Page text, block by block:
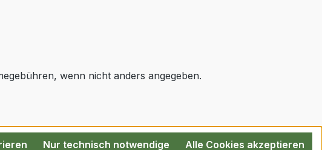
wenn nicht anders angegeben.
Nur technisch notwendige Alle Cookies akzeptieren